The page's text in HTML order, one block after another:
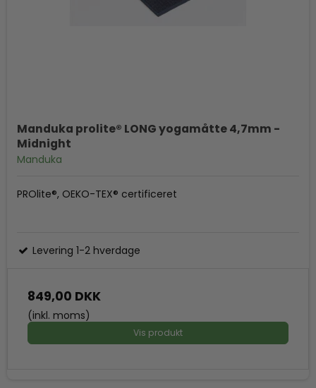
Manduka prolite® LONG yogamåtte 4,7mm -
Midnight
Manduka
PROlite®, OEKO-TEX® certificeret
Levering 1-2 hverdage
849,00 DKK
(inkl. moms)
Vis produkt